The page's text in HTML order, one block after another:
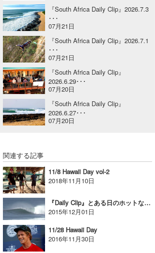
『South Africa Daily Clip』2026.7.3
･･･
07月21日
『South Africa Daily Clip』2026.7.1
･･･
07月21日
『South Africa Daily Clip』
2026.6.29･･･
07月20日
『South Africa Daily Clip』
2026.6.27･･･
07月20日
関連する記事
11/8 Hawaii Day vol-2
2018年11月10日
『Daily Clip』とある日のホットな平塚セッション
2015年12月01日
11/28 Hawaii Day
2016年11月30日
CBA Films
熊谷素子
田原啓江
植村未来
NOBUFUKU
大野”MAR”修聖
喜納海人
chan-U
ECE
G◎Da
H
KID
KOBU
KY
mitz
OYZ
S.K
Soulman
VAGY